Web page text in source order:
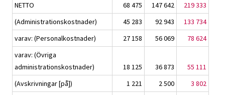
NETTO
68 475 147 642
219 333
(Administrationskostnader)
45 283 92 943
133 734
varav: (Personalkostnader)
27 158 56 069
78 624
varav: (Övriga
administrationskostnader)
18 125 36 873
55 111
(Avskrivningar [på])
1 221 2 500
3 802